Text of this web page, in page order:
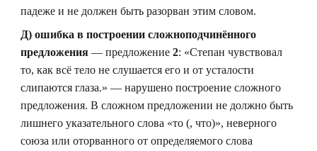
падеже и не должен быть разорван этим словом.
Д) ошибка в построении сложноподчинённого
предложения — предложение 2: «Степан чувствовал
то, как всё тело не слушается его и от усталости
слипаются глаза.» — нарушено построение сложного
предложения. В сложном предложении не должно быть
лишнего указательного слова «то (, что)», неверного
союза или оторванного от определяемого слова